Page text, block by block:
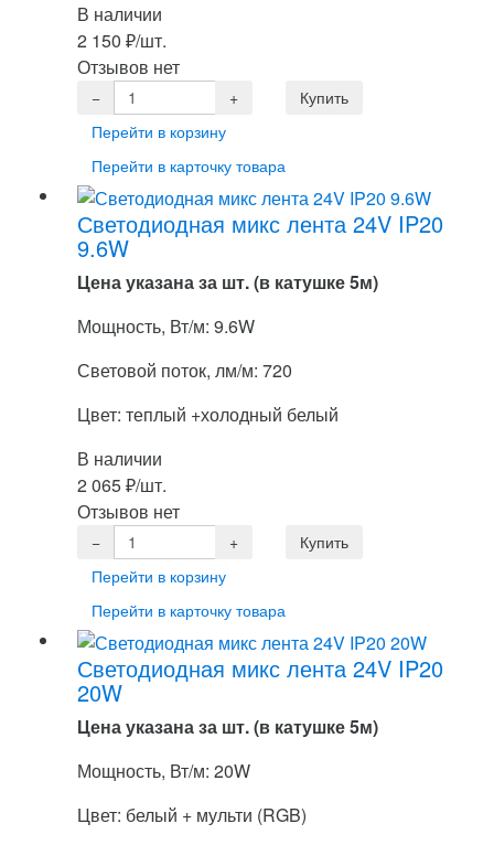
В наличии
2 150 ₽/шт.
Отзывов нет
Перейти в корзину
Перейти в карточку товара
Светодиодная микс лента 24V IP20
9.6W
Цена указана за шт. (в катушке 5м)
Мощность, Вт/м: 9.6W
Световой поток, лм/м: 720
Цвет: теплый +холодный белый
В наличии
2 065₽/шт.
Отзывов нет
Перейти в корзину
Перейти в карточку товара
Светодиодная микс лента 24V IP20
20W
Цена указана за шт. (в катушке 5м)
Мощность, Вт/м: 20W
Цвет: белый + мульти (RGB)